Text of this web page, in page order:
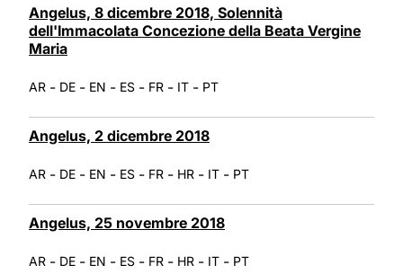
Angelus, 8 dicembre 2018, Solennità
dell'Immacolata Concezione della Beata Vergine
Maria
AR - DE - EN - ES - FR - IT - PT
Angelus, 2 dicembre 2018
AR - DE - EN - ES - FR - HR - IT - PT
Angelus, 25 novembre 2018
AR - DE - EN - ES - FR - HR - IT - PT